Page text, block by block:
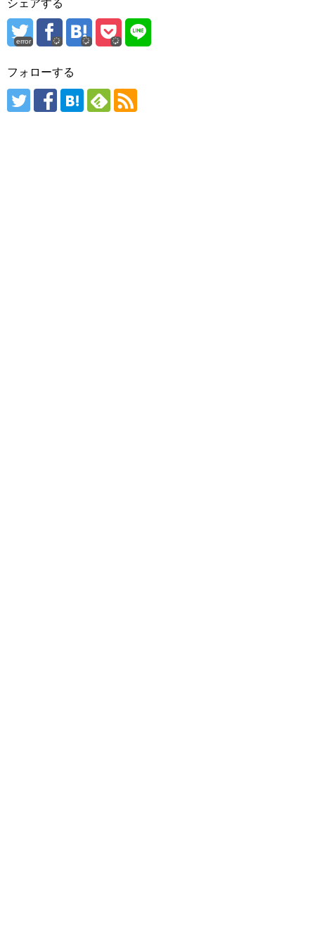
シェアする
error
フォローする